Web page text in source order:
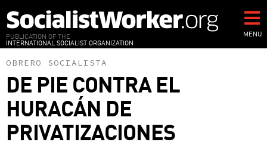
to
main
content
PUBLICATION OF THE
INTERNATIONAL SOCIALIST ORGANIZATION
MENU
OBRERO SOCIALISTA
DE PIE CONTRA EL
HURACÁN DE
PRIVATIZACIONES